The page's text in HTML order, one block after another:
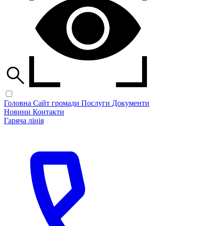
Головна Сайт громади Послуги Документи
Новини Контакти
Гаряча лінія